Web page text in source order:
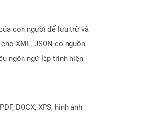
con người để lưu trữ và
XML. JSON có nguồn
ngôn ngữ lập trình hiện
DOCX, XPS, hình ảnh